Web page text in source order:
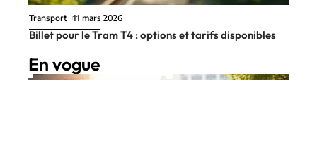
Transport 11 mars 2026
Billet pour le Tram T4 : options et tarifs disponibles
En vogue